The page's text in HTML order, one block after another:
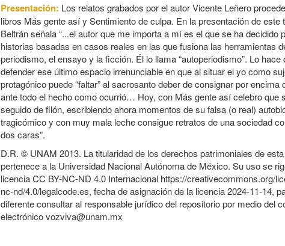
Presentación: Los relatos grabados por el autor Vicente Leñero
libros Más gente así y Sentimiento de culpa. En la presentación de este
Beltrán señala “...el autor que me importa a mí es el que se ha decidido
historias basadas en casos reales en las que fusiona las herramientas
periodismo, el ensayo y la ficción. Él lo llama “autoperiodismo”. Lo hace
defender ese último espacio irrenunciable en que al situar el yo como
protagónico puede “faltar” al sacrosanto deber de consignar por encima
ante todo el hecho como ocurrió… Hoy, con Más gente así celebro que
seguido de filón, escribiendo ahora momentos de su falsa (o real)
tragicómico y con muy mala leche consigue retratos de una sociedad
dos caras”.
D.R. © UNAM 2013. La titularidad de los derechos patrimoniales de
pertenece a la Universidad Nacional Autónoma de México. Su uso se
licencia CC BY-NC-ND 4.0 Internacional https://creativecommons.org/
nc-nd/4.0/legalcode.es, fecha de asignación de la licencia 2024-11-14,
diferente consultar al responsable jurídico del repositorio por medio del
electrónico vozviva@unam.mx